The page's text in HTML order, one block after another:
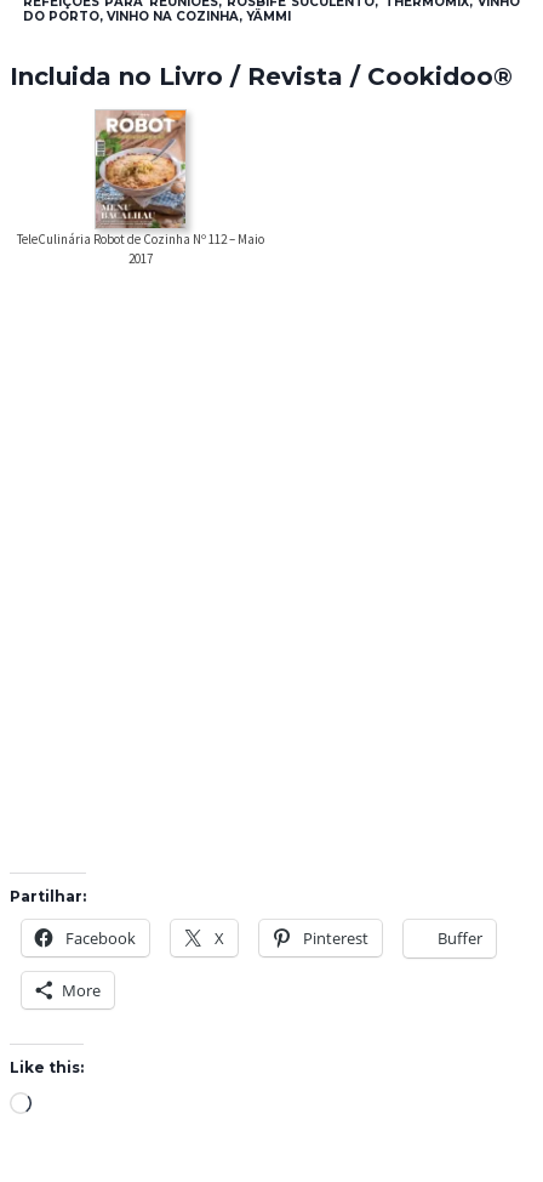
DO PORTO, VINHO NA COZINHA, YÄMMI
Incluida no Livro / Revista / Cookidoo®
TeleCulinária Robot de Cozinha Nº 112 – Maio
2017
Partilhar:
Facebook X Pinterest Buffer
More
Like this:
L